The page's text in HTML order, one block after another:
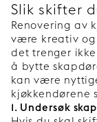
Slik skifter
Renovering av
være kreativ og
det trenger
å bytte
kan være
kjøkkendørene
1. Undersøk